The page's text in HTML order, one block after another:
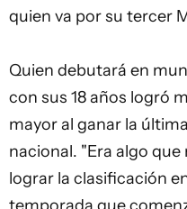
quien va por su tercer
Quien debutará en
con sus 18 años logró
mayor al ganar la
nacional. "Era algo
lograr la clasificación